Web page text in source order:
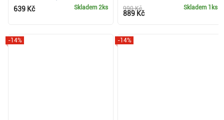
Skladem2ks
639 Kč Skladem 1ks
990 Kč
889 Kč
-14% -14%